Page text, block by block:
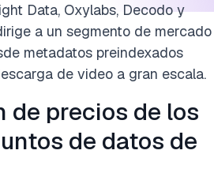
Data, Oxylabs, Decodo y
a un segmento de mercado
metadatos preindexados
de video a gran escala.
de precios de los
de datos de